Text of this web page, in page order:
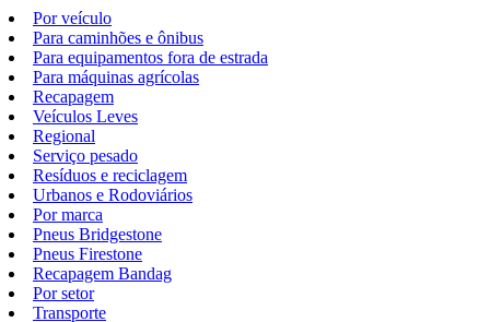
Por veículo
Para caminhões e ônibus
Para equipamentos fora de estrada
Para máquinas agrícolas
Recapagem
Veículos Leves
Regional
Serviço pesado
Resíduos e reciclagem
Urbanos e Rodoviários
Por marca
Pneus Bridgestone
Pneus Firestone
Recapagem Bandag
Por setor
Transporte